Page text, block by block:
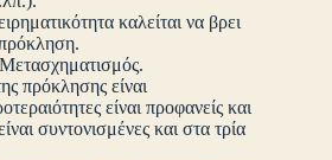
καλείται να βρει
πρόκλησης είναι
είναι προφανείς και
συντονισμένες και στα τρία